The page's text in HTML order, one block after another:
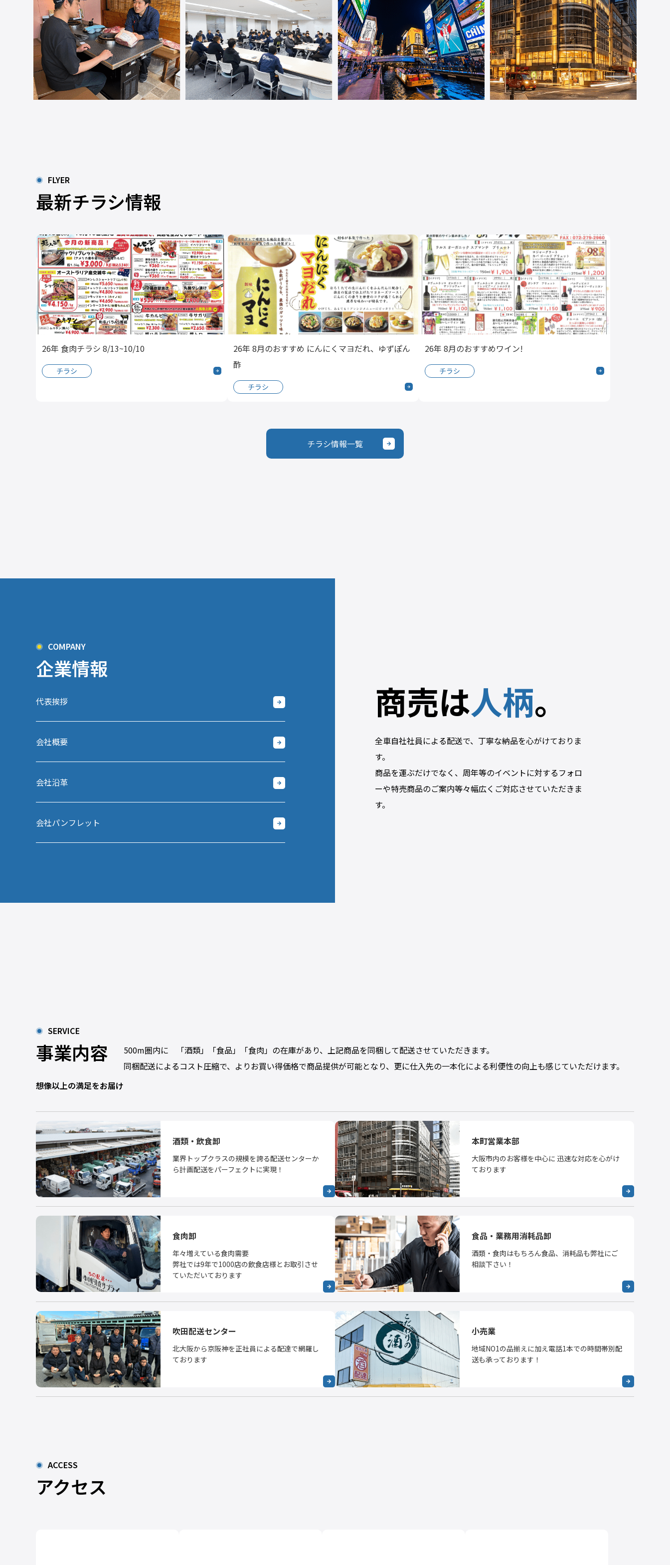
FLYER
最新チラシ情報
26年 食肉チラシ 8/13~10/10
チラシ
26年 8月のおすすめ にんにくマヨだれ、ゆずぽん
酢
チラシ
26年 8月のおすすめワイン!
チラシ
チラシ情報一覧
COMPANY
企業情報
代表挨拶
会社概要
会社沿革
会社パンフレット
商売は人柄。
全車自社社員による配送で、丁寧な納品を心がけておりま
す。
商品を運ぶだけでなく、周年等のイベントに対するフォロ
ーや特売商品のご案内等々幅広くご対応させていただきま
す。
SERVICE
事業内容
想像以上の満足をお届け
500m圏内に 「酒類」「食品」「食肉」の在庫があり、上記商品を同梱して配送させていただきます。
同梱配送によるコスト圧縮で、よりお買い得価格で商品提供が可能となり、更に仕入先の一本化による利便性の向上も感じていただけます。
酒類・飲食卸
業界トップクラスの規模を誇る配送センターか
ら計画配送をパーフェクトに実現！
本町営業本部
大阪市内のお客様を中心に 迅速な対応を心がけ
ております
食肉卸
年々増えている食肉需要
弊社では9年で1000店の飲食店様とお取引させ
ていただいております
食品・業務用消耗品卸
酒類・食肉はもちろん食品、消耗品も弊社にご
相談下さい！
吹田配送センター
北大阪から京阪神を正社員による配達で網羅し
ております
小売業
地域NO1の品揃えに加え電話1本での時間帯別配
送も承っております！
ACCESS
アクセス